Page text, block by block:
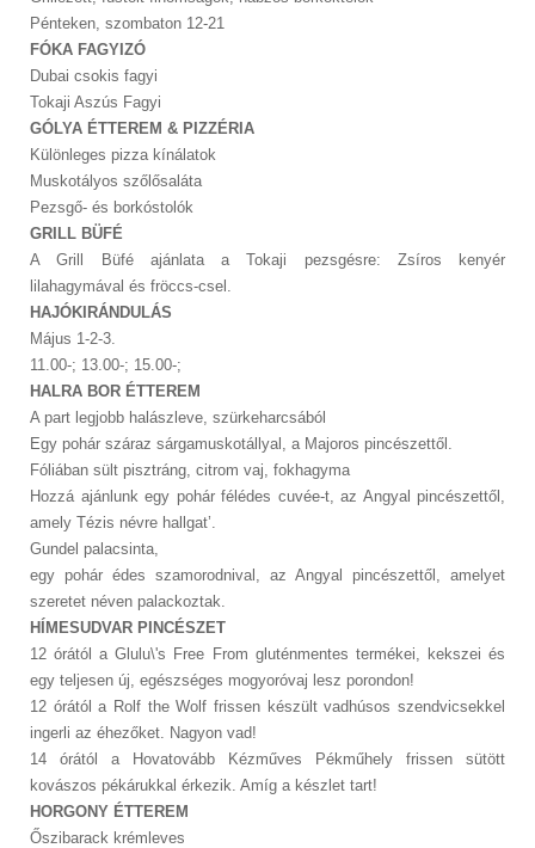
Pénteken, szombaton 12-21
FÓKA FAGYIZÓ
Dubai csokis fagyi
Tokaji Aszús Fagyi
GÓLYA ÉTTEREM & PIZZÉRIA
Különleges pizza kínálatok
Muskotályos szőlősaláta
Pezsgő- és borkóstolók
GRILL BÜFÉ
A Grill Büfé ajánlata a Tokaji pezsgésre: Zsíros kenyér
lilahagymával és fröccs-csel.
HAJÓKIRÁNDULÁS
Május 1-2-3.
11.00-; 13.00-; 15.00-;
HALRA BOR ÉTTEREM
A part legjobb halászleve, szürkeharcsából
Egy pohár száraz sárgamuskotállyal, a Majoros pincészettől.
Fóliában sült pisztráng, citrom vaj, fokhagyma
Hozzá ajánlunk egy pohár félédes cuvée-t, az Angyal pincészettől,
amely Tézis névre hallgat’.
Gundel palacsinta,
egy pohár édes szamorodnival, az Angyal pincészettől, amelyet
szeretet néven palackoztak.
HÍMESUDVAR PINCÉSZET
12 órától a Glulu\'s Free From gluténmentes termékei, kekszei és
egy teljesen új, egészséges mogyoróvaj lesz porondon!
12 órától a Rolf the Wolf frissen készült vadhúsos szendvicsekkel
ingerli az éhezőket. Nagyon vad!
14 órától a Hovatovább Kézműves Pékműhely frissen sütött
kovászos pékárukkal érkezik. Amíg a készlet tart!
HORGONY ÉTTEREM
Őszibarack krémleves